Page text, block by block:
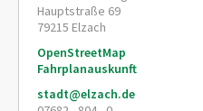
Hauptstraße 69
79215 Elzach
OpenStreetMap
Fahrplanauskunft
stadt@elzach.de